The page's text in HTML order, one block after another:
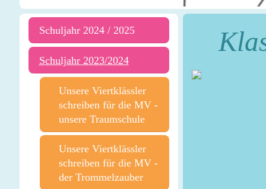
Schuljahr 2024 / 2025
Schuljahr 2023/2024
Unsere Viertklässler
schreiben für die MV -
unsere Traumschule
Unsere Viertklässler
schreiben für die MV -
der Trommelzauber